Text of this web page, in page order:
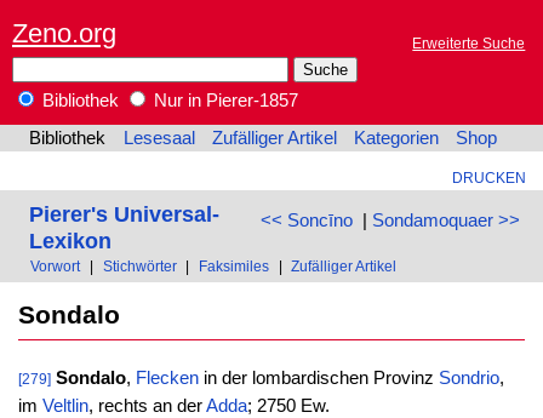
Zeno.org Erweiterte Suche
Bibliothek
Nur in Pierer-1857
Bibliothek
Lesesaal Zufälliger Artikel Kategorien Shop
DRUCKEN
<< Soncīno| Sondamoquaer >>
Pierer's Universal-
Lexikon
Vorwort Stichwörter Faksimiles Zufälliger Artikel
Sondalo
[279] Sondalo, Fleckenin der lombardischen Provinz Sondrio,
im Veltlin, rechts an derAdda; 2750 Ew.